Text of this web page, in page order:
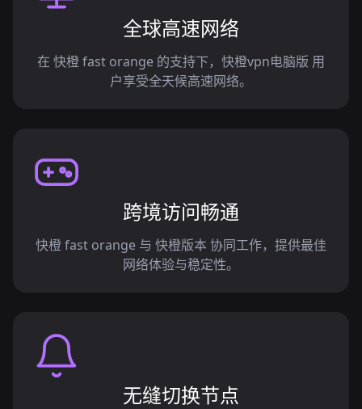
全球高速网络
在 快橙 fast orange 的支持下，快橙vpn电脑版 用
户享受全天候高速网络。
跨境访问畅通
快橙 fast orange 与 快橙版本 协同工作，提供最佳
网络体验与稳定性。
无缝切换节点